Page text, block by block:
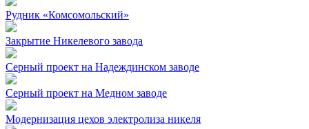
Рудник «Комсомольский»
Закрытие Никелевого завода
Серный проект на Надеждинском заводе
Серный проект на Медном заводе
Модернизация цехов электролиза никеля